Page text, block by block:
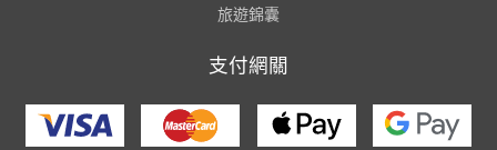
旅遊錦囊
支付網關